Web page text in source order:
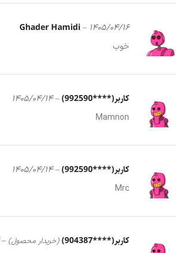
Ghader Hamidi– 1405/04/16
خوب
کاربر(****992590) –
1405/04/14
Mamnon
کاربر(****992590) –
1405/04/14
Mrc
کاربر(****904387) (خریدار محصول) –